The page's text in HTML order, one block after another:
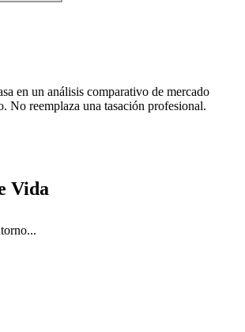
en un análisis comparativo de mercado
No reemplaza una tasación profesional.
Vida